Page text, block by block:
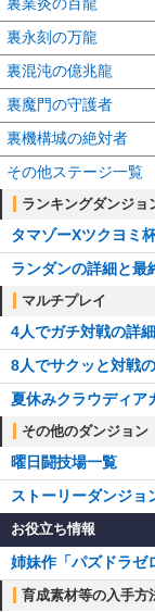
裏永刻の万龍
裏混沌の億兆龍
裏魔門の守護者
裏機構城の絶対者
その他ステージ一覧
ランキングダンジョ
タマゾーXツクヨミ
ランダンの詳細と最
マルチプレイ
4人でガチ対戦の詳細
8人でサクッと対戦
夏休みクラウディア
その他のダンジョン
曜日闘技場一覧
ストーリーダンジョ
お役立ち情報
姉妹作「パズドラゼ
育成素材等の入手方